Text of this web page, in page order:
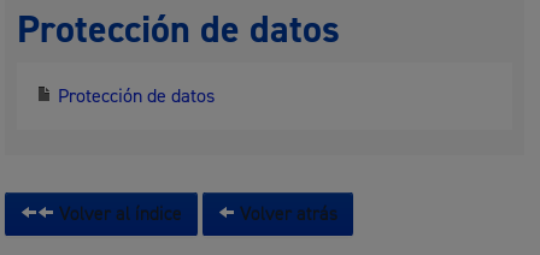
Protección de datos
Protección de datos
Volver al índice Volver atrás